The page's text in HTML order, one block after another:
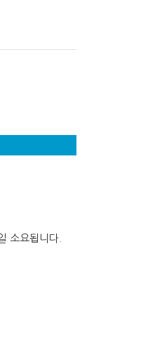
소요됩니다.